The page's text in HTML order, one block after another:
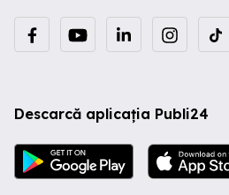
Descarcă aplicația Publi24